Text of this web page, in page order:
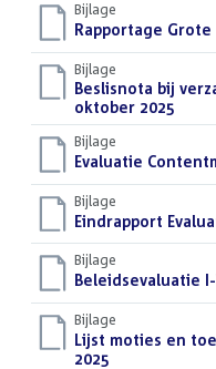
Bijlage
Download
bestand:
Rapportage
Bijlage
Download
bestand:
Beslisnota bij
oktober 2025
Bijlage
Download
bestand:
Evaluatie
Bijlage
Download
bestand:
Eindrapport
Bijlage
Download
bestand:
Beleidsevaluatie
Bijlage
Download
bestand:
Lijst moties en
2025